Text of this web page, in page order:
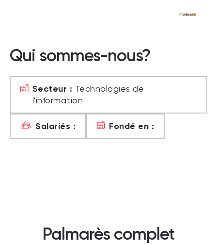
Qui sommes-nous?
Secteur : Technologies de
l'information
Salariés : Fondé en :
Palmarès complet